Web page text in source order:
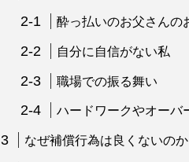
酔っ払いのお父さんの
自分に自信がない私
職場での振る舞い
ハードワークやオーバ
なぜ補償行為は良くないのか